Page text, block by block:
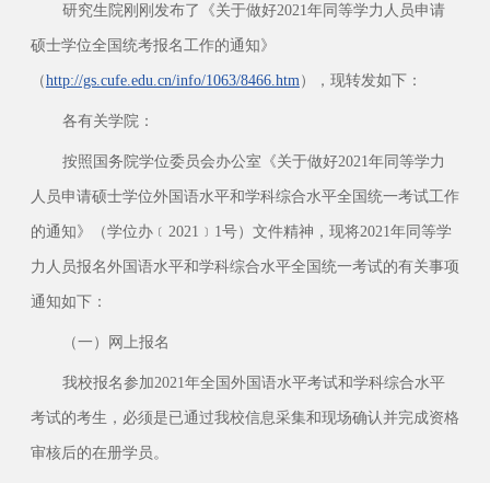
研究生院刚刚发布了《关于做好2021年同等学力人员申请
硕士学位全国统考报名工作的通知》
（http://gs.cufe.edu.cn/info/1063/8466.htm），现转发如下：
各有关学院：
按照国务院学位委员会办公室《关于做好2021年同等学力
人员申请硕士学位外国语水平和学科综合水平全国统一考试工作
的通知》（学位办﹝2021﹞1号）文件精神，现将2021年同等学
力人员报名外国语水平和学科综合水平全国统一考试的有关事项
通知如下：
（一）网上报名
我校报名参加2021年全国外国语水平考试和学科综合水平
考试的考生，必须是已通过我校信息采集和现场确认并完成资格
审核后的在册学员。